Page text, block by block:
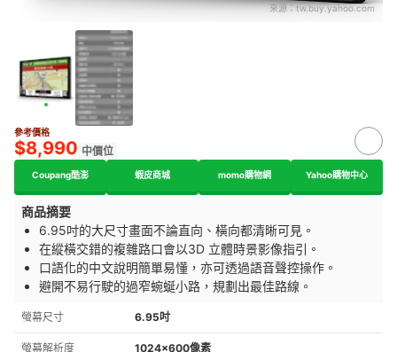
來源：tw.buy.yahoo.com
參考價格
$8,990 中價位
Coupang酷澎 蝦皮商城 momo購物網 Yahoo購物中心
商品摘要
6.95吋的大尺寸畫面不論直向、橫向都清晰可見。
在縱橫交錯的複雜路口會以3D 立體時景影像指引。
口語化的中文說明簡單易懂，亦可透過語音聲控操作。
避開不易行駛的過窄蜿蜒小路，規劃出最佳路線。
螢幕尺寸 6.95吋
螢幕解析度 1024×600像素